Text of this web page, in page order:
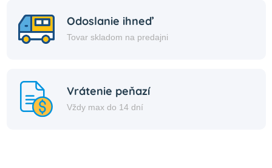
Odoslanie ihneď
Tovar skladom na predajni
Vrátenie peňazí
Vždy max do 14 dní